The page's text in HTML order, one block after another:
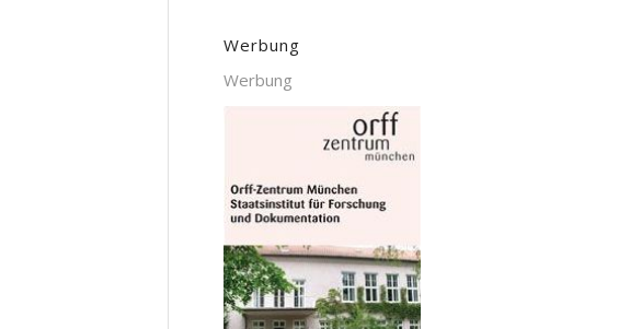
Werbung
Werbung